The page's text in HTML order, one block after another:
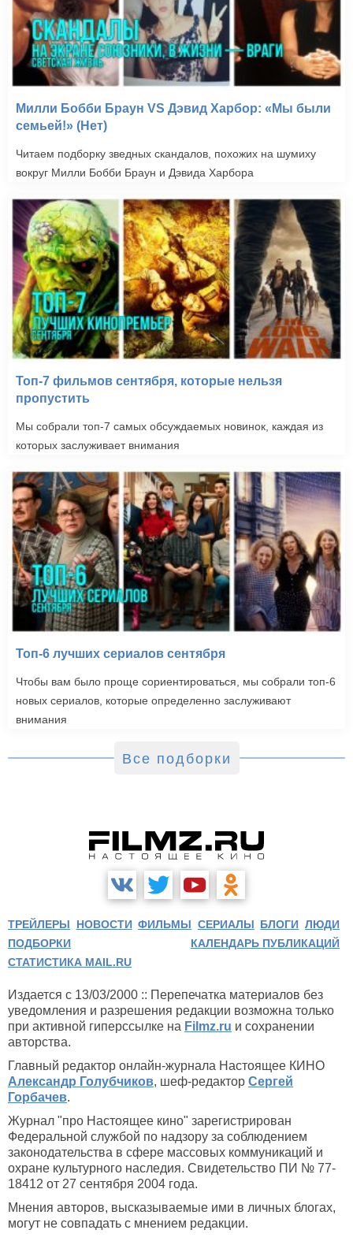
(1996)
Милли Бобби Браун VS Дэвид Харбор: «Мы были
семьей!» (Нет)
Читаем подборку зведных скандалов, похожих на шумиху
вокруг Милли Бобби Браун и Дэвида Харбора
Топ-7 фильмов сентября, которые нельзя
пропустить
Мы собрали топ-7 самых обсуждаемых новинок, каждая из
которых заслуживает внимания
Топ-6 лучших сериалов сентября
Чтобы вам было проще сориентироваться, мы собрали топ-6
новых сериалов, которые определенно заслуживают
внимания
Все подборки
ТРЕЙЛЕРЫ НОВОСТИ ФИЛЬМЫ СЕРИАЛЫ БЛОГИ ЛЮДИ
ПОДБОРКИ
КАЛЕНДАРЬ ПУБЛИКАЦИЙ
СТАТИСТИКА MAIL.RU
Издается с 13/03/2000 :: Перепечатка материалов без
уведомления и разрешения редакции возможна только
при активной гиперссылке на Filmz.ru и сохранении
авторства.
Главный редактор онлайн-журнала Настоящее КИНО
Александр Голубчиков, шеф-редактор Сергей
Горбачев.
Журнал "про Настоящее кино" зарегистрирован
Федеральной службой по надзору за соблюдением
законодательства в сфере массовых коммуникаций и
охране культурного наследия. Свидетельство ПИ № 77-
18412 от 27 сентября 2004 года.
Мнения авторов, высказываемые ими в личных блогах,
могут не совпадать с мнением редакции.